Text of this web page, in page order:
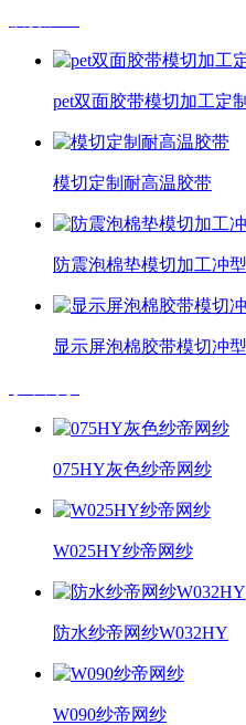
pet双面胶带模切加工定制
模切定制耐高温胶带
防震泡棉垫模切加工冲型
显示屏泡棉胶带模切冲型
075HY灰色纱帝网纱
W025HY纱帝网纱
防水纱帝网纱W032HY
W090纱帝网纱